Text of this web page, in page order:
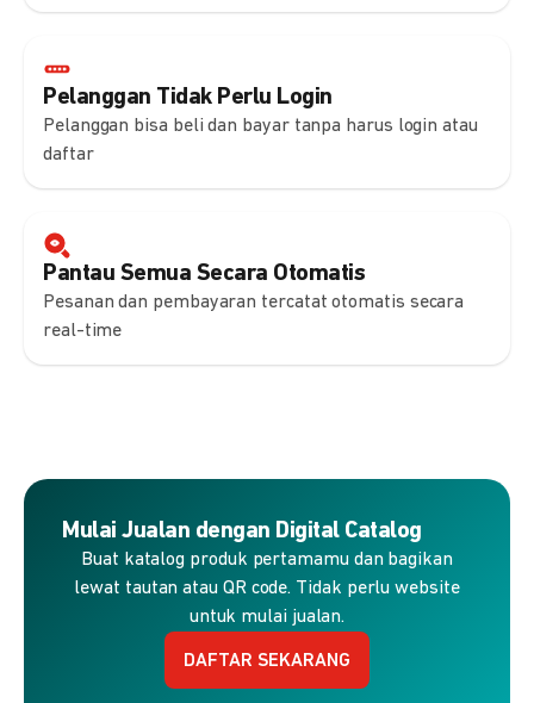
Pelanggan Tidak Perlu Login
Pelanggan bisa beli dan bayar tanpa harus login atau
daftar
Pantau Semua Secara Otomatis
Pesanan dan pembayaran tercatat otomatis secara
real-time
Mulai Jualan dengan Digital Catalog
Buat katalog produk pertamamu dan bagikan
lewat tautan atau QR code. Tidak perlu website
untuk mulai jualan.
DAFTAR SEKARANG